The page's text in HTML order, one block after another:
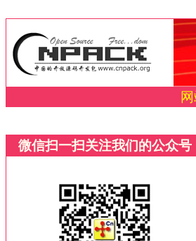
微信扫一扫关注我们的公众号